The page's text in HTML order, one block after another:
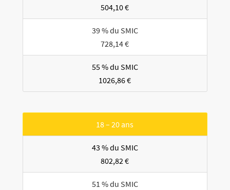
504,10 €
39 % du SMIC
728,14 €
55 % du SMIC
1026,86 €
18 – 20 ans
43 % du SMIC
802,82 €
51 % du SMIC